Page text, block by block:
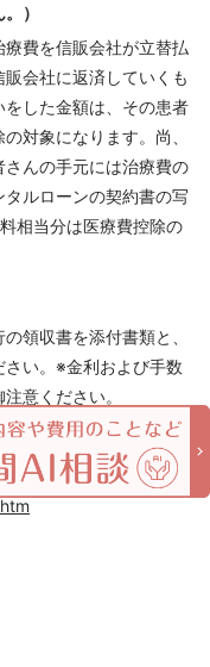
）
費を信販会社が立替払
会社に返済していくも
した金額は、その患者
対象になります。尚、
んの手元には治療費の
ルローンの契約書の写
相当分は医療費控除の
領収書を添付書類と、
い。※金利および手数
意ください。
ださい。